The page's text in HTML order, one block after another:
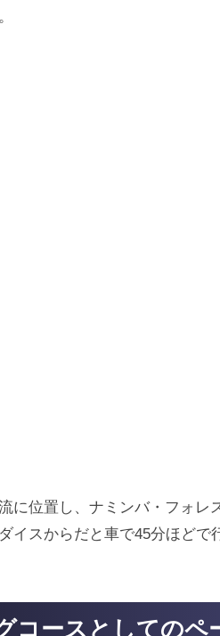
に位置し、ナミンバ・フォレ
イスからだと車で45分ほど
コースとしての